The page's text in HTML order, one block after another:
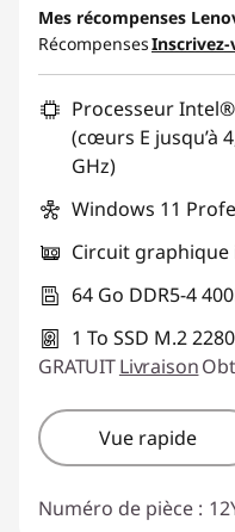
Mes récompenses
Récompenses
Processeur
(cœurs E jusqu’à
GHz)
Windows 11
Circuit
64 Go DDR5-4
1 To SSD M.2
GRATUITLivraison
Vue rapide
Numéro de pièce :